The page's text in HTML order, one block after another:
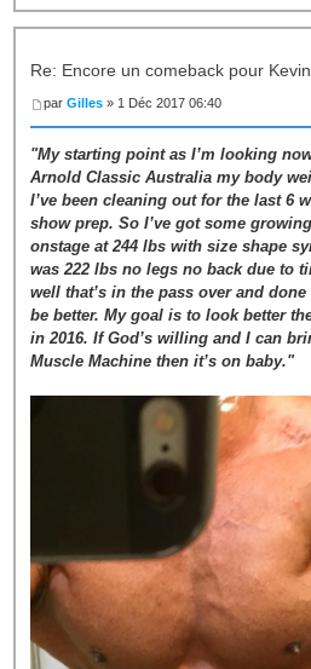
Re: Encore un comeback pour
parGilles » 1 Déc 2017 06:40
"My starting point as I’m looking
Arnold Classic Australia my body
I’ve been cleaning out for the last 6
show prep. So I’ve got some
onstage at 244 lbs with size shape
was 222 lbs no legs no back due to
well that’s in the pass over and
be better. My goal is to look better
in 2016. If God’s willing and I can
Muscle Machine then it’s on baby."